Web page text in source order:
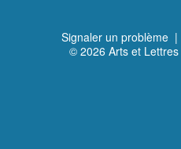
Signaler un problème |
© 2026 Arts et Lettres